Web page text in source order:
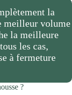
la
meilleur volume
la meilleure
les cas,
à fermeture
?